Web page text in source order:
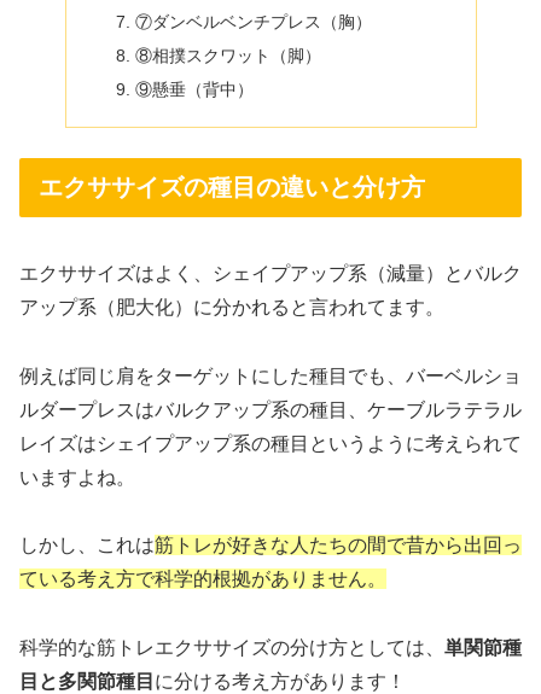
⑦ダンベルベンチプレス（胸）
⑧相撲スクワット（脚）
⑨懸垂（背中）
エクササイズの種目の違いと分け方
エクササイズはよく、シェイプアップ系（減量）とバルク
アップ系（肥大化）に分かれると言われてます。
例えば同じ肩をターゲットにした種目でも、バーベルショ
ルダープレスはバルクアップ系の種目、ケーブルラテラル
レイズはシェイプアップ系の種目というように考えられて
いますよね。
しかし、これは筋トレが好きな人たちの間で昔から出回っ
ている考え方で科学的根拠がありません。
科学的な筋トレエクササイズの分け方としては、 単関節種
目と多関節種目 に分ける考え方があります！